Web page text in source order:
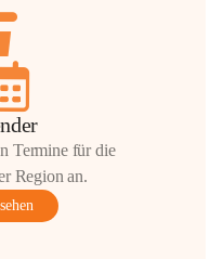
Termine für die
Region an.